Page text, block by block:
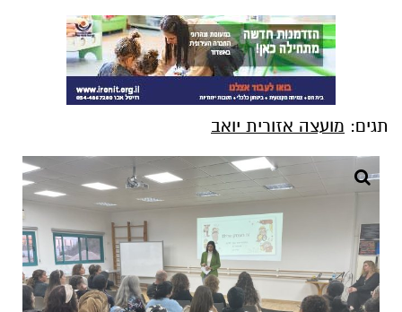
תגים: מועצה אזורית יואב